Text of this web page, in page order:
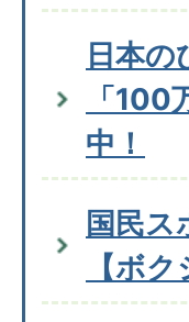
日本の
「
中！
国民
【ボ